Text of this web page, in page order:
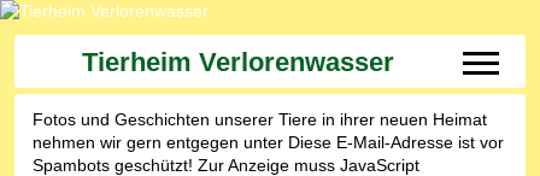
Tierheim Verlorenwasser Off-
Fotos und Geschichten unserer Tiere in ihrer neuen Heimat
nehmen wir gern entgegen unter Diese E-Mail-Adresse ist vor
Spambots geschützt! Zur Anzeige muss JavaScript